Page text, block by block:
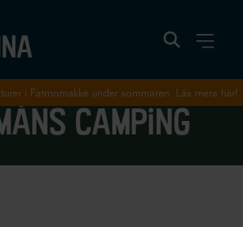
i Fatmomakke under sommaren. Läs mera här!
camping